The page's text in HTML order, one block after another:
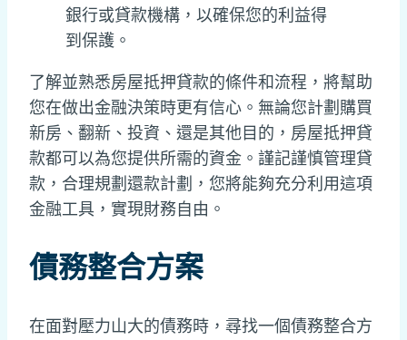
銀行或貸款機構，以確保您的利益得
到保護。
了解並熟悉房屋抵押貸款的條件和流程，將幫助
您在做出金融決策時更有信心。無論您計劃購買
新房、翻新、投資、還是其他目的，房屋抵押貸
款都可以為您提供所需的資金。謹記謹慎管理貸
款，合理規劃還款計劃，您將能夠充分利用這項
金融工具，實現財務自由。
債務整合方案
在面對壓力山大的債務時，尋找一個債務整合方